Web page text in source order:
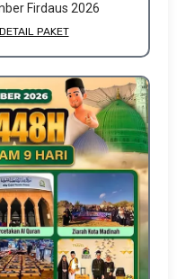
Firdaus 2026
PAKET